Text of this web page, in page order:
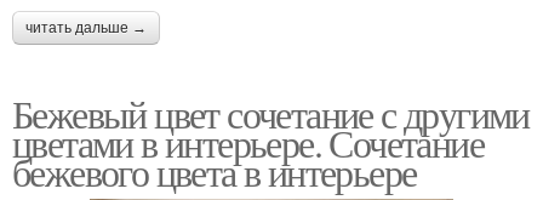
читать дальше →
Бежевый цвет сочетание с другими
цветами в интерьере. Сочетание
бежевого цвета в интерьере